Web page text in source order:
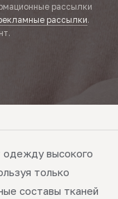
рассылки
рассылки.
высокого
только
составы тканей